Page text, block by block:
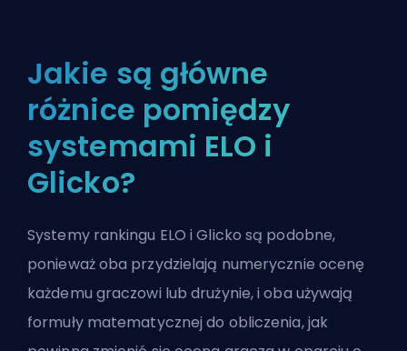
Jakie są główne
różnice pomiędzy
systemami ELO i
Glicko?
Systemy rankingu ELO i Glicko są podobne,
ponieważ oba przydzielają numerycznie ocenę
każdemu graczowi lub drużynie, i oba używają
formuły matematycznej do obliczenia, jak